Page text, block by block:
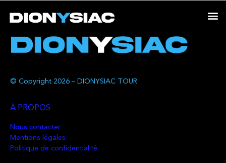
© Copyright 2026 – DIONYSIAC TOUR
À PROPOS
Nous contacter
Mentions légales
Politique de confidentialité